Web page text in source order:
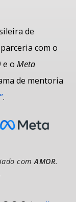
de
com o
e o Meta
de mentoria
.
comAMOR.